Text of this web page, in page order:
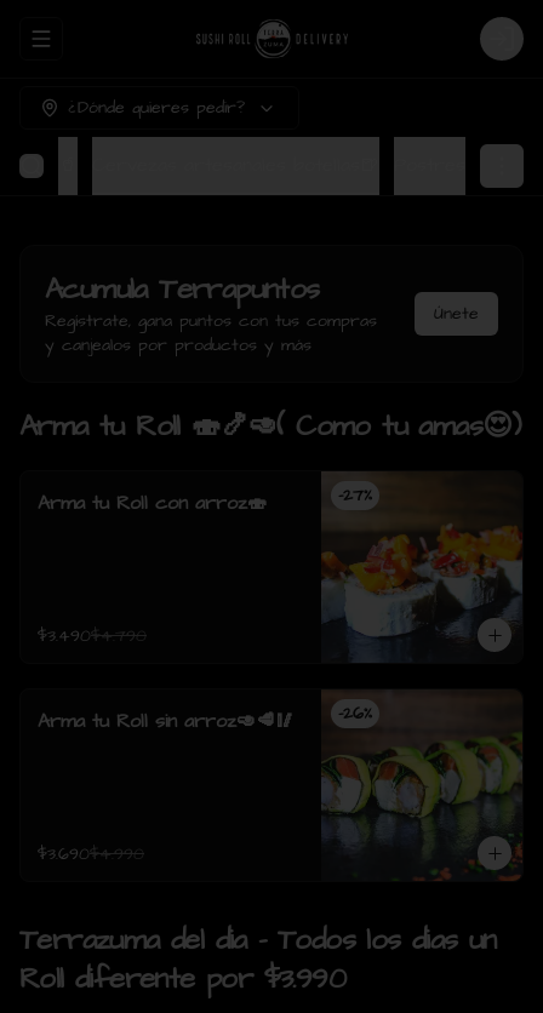
Abrir menu de navegación Login
¿Dónde quieres pedir?
AcumulaTerrapuntos
Regístrate, gana puntos con tus compras
y canjealos por productos y más
Únete
Arma tu Roll 🍣🍤🥑( Como tu amas😍)
-27%
Arma tu Roll con arroz🍣
$3.490$4.790
-26%
Arma tu Roll sin arroz🥑🥩🥢
$3.690$4.990
Terrazuma del dia - Todos los dias un
Roll diferente por $3.990